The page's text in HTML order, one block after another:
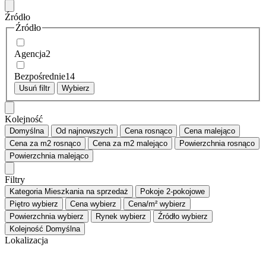
Źródło
Źródło
Agencja2
Bezpośrednie14
Usuń filtr Wybierz
Kolejność
Domyślna Od najnowszych Cena rosnąco Cena malejąco
Cena za m2 rosnąco Cena za m2 malejąco Powierzchnia rosnąco
Powierzchnia malejąco
Filtry
Kategoria Mieszkania na sprzedaż Pokoje 2-pokojowe
Piętro wybierz Cena wybierz Cena/m² wybierz
Powierzchnia wybierz Rynek wybierz Źródło wybierz
Kolejność Domyślna
Lokalizacja